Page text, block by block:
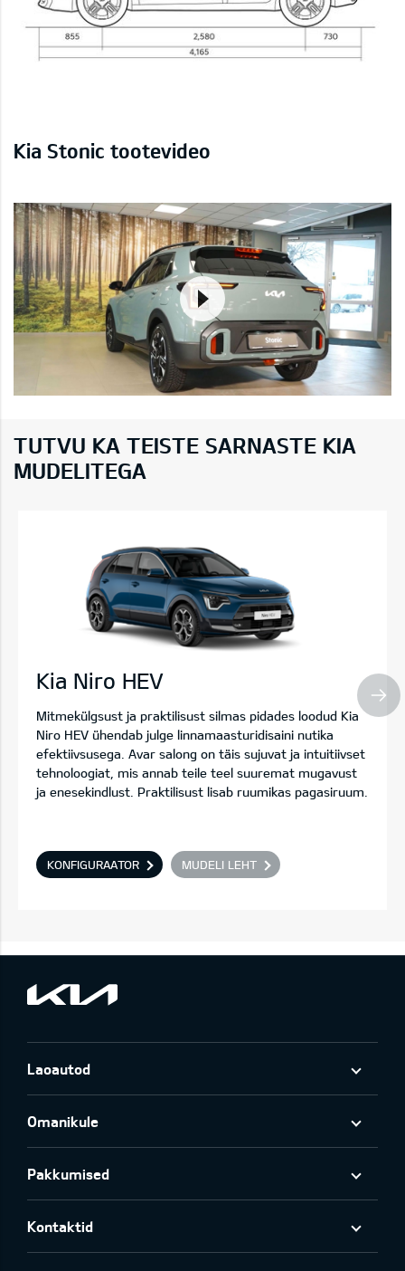
Kia Stonic tootevideo
TUTVU KA TEISTE SARNASTE KIA
MUDELITEGA
Kia Niro HEV
Mitmekülgsust ja praktilisust silmas pidades loodud Kia
Niro HEV ühendab julge linnamaasturidisaini nutika
efektiivsusega. Avar salong on täis sujuvat ja intuitiivset
tehnoloogiat, mis annab teile teel suuremat mugavust
ja enesekindlust. Praktilisust lisab ruumikas pagasiruum.
KONFIGURAATOR MUDELI LEHT
Laoautod
Omanikule
Pakkumised
Kontaktid